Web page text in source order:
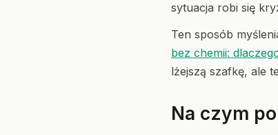
sytuacja robi się
Ten sposób
bez chemii:
lżejszą szafkę, ale
Na czym